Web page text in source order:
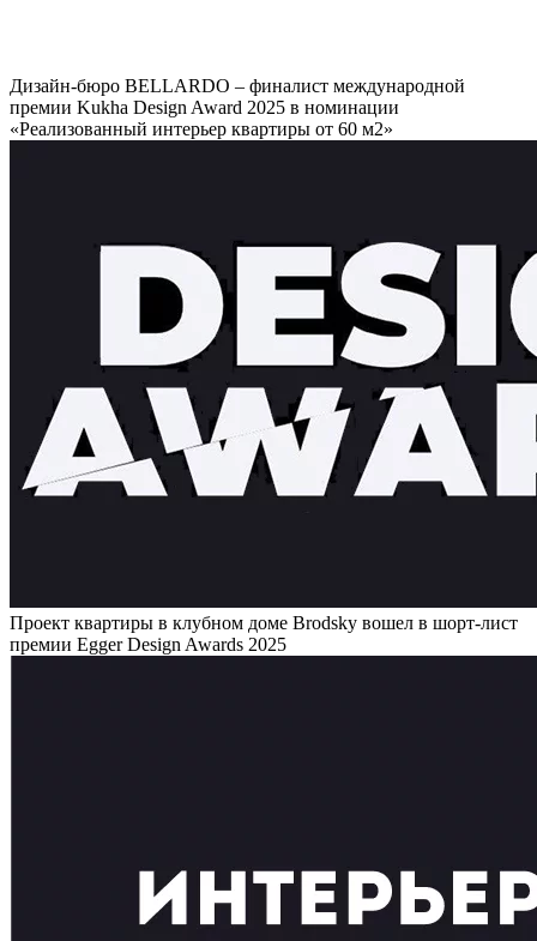
Дизайн-бюро BELLARDO – финалист международной
премии Kukha Design Award 2025 в номинации
«Реализованный интерьер квартиры от 60 м2»
Проект квартиры в клубном доме Brodsky вошел в шорт-лист
премии Egger Design Awards 2025